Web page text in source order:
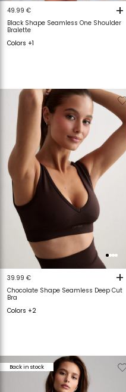
Black Shape Seamless One Shoulder
Bralette
49.99 € +
Colors +1
Verwijderen
van
verlanglijstje
Chocolate Shape Seamless Deep Cut
Bra
39.99 € +
Colors +2
Back in stock
Verwijderen
verlanglijstje